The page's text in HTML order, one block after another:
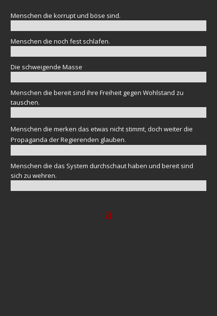
Menschen die korrupt und böse sind.
Menschen die noch fest schlafen.
Die schweigende Masse
Menschen die bereit sind ihre Freiheit gegen Wohlstand zu
tauschen.
Menschen die merken das etwas nicht stimmt, doch weiter die
Propaganda der Regierenden glauben.
Menschen die das System durchschaut haben und bereit sind
sich zu wehren.